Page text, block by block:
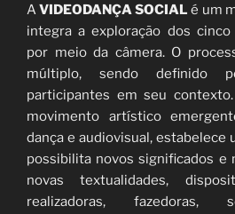
AVIDEODANÇA SOCIAL é um
integra a exploração dos
por meio da câmera. O
múltiplo, sendo definido
participantes em seu
movimento artístico
dança e audiovisual, estabelece
possibilita novos significados e
novas textualidades,
realizadoras,